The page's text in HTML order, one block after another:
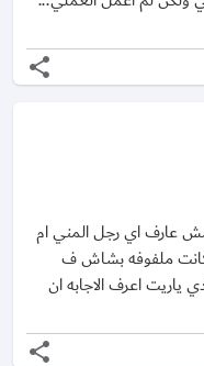
share
عارف اي رجل المني ام
ملفوفه بشاش ف
اعرف الاجابه ان
share